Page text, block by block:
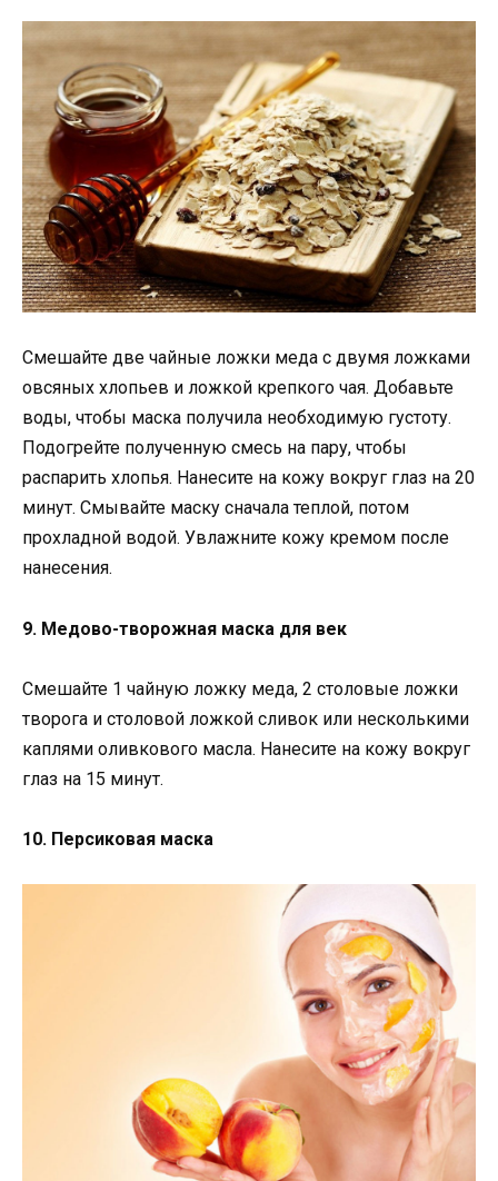
Смешайте две чайные ложки меда с двумя ложками
овсяных хлопьев и ложкой крепкого чая. Добавьте
воды, чтобы маска получила необходимую густоту.
Подогрейте полученную смесь на пару, чтобы
распарить хлопья. Нанесите на кожу вокруг глаз на 20
минут. Смывайте маску сначала теплой, потом
прохладной водой. Увлажните кожу кремом после
нанесения.
9. Медово-творожная маска для век
Смешайте 1 чайную ложку меда, 2 столовые ложки
творога и столовой ложкой сливок или несколькими
каплями оливкового масла. Нанесите на кожу вокруг
глаз на 15 минут.
10. Персиковая маска